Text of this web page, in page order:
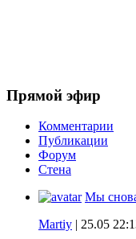
Прямой эфир
Комментарии
Публикации
Форум
Стена
Мы
Martiy | 25.05